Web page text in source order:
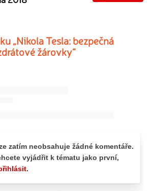
„Nikola Tesla: bezpečná
žárovky“